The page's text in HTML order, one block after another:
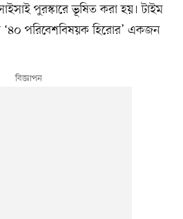
পুরস্কারে ভূষিত করা হয়। টাইম
‘৪০ পরিবেশবিষয়ক হিরোর’ একজন